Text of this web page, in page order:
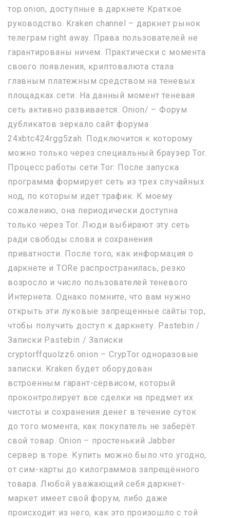
тор.onion, доступные в даркнете Краткое
руководство. Kraken channel – даркнет рынок
телеграм right away. Права пользователей не
гарантированы ничем. Практически с момента
своего появления, криптовалюта стала
главным платежным средством на теневых
площадках сети. На данный момент теневая
сеть активно развивается. Onion/ – Форум
дубликатов зеркало сайт форума
24xbtc424rgg5zah. Подключится к которому
можно только через специальный браузер Tor.
Процесс работы сети Tor: После запуска
программа формирует сеть из трех случайных
нод, по которым идет трафик. К моему
сожалению, она периодически доступна
только через Tor. Люди выбирают эту сеть
ради свободы слова и сохранения
приватности. После того, как информация о
даркнете и TORе распространилась, резко
возросло и число пользователей теневого
Интернета. Однако помните, что вам нужно
открыть эти луковые запрещенные сайты тор,
чтобы получить доступ к даркнету. Pastebin /
Записки Pastebin / Записки
cryptorffquolzz6.onion – CrypTor одноразовые
записки. Kraken будет оборудован
встроенным гарант-сервисом, который
проконтролирует все сделки на предмет их
чистоты и сохранения денег в течение суток
до того момента, как покупатель не заберёт
свой товар. Onion – простенький Jabber
сервер в торе. Купить можно было что угодно,
от сим-карты до килограммов запрещённого
товара. Любой уважающий себя даркнет-
маркет имеет свой форум, либо даже
происходит из него, как это произошло с той